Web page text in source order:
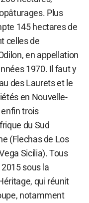
Plus
145 hectares de
celles de
en appellation
1970. Il faut y
des Laurets et le
en Nouvelle-
trois
du Sud
(Flechas de Los
Sicilia). Tous
sous la
qui réunit
notamment